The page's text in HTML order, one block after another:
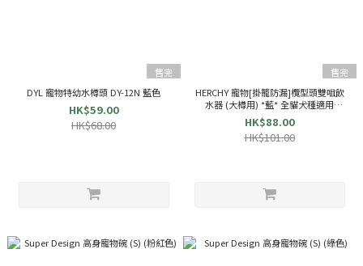
售完
DYL 寵物特幼水樽頭 DY-12N 藍色
HK$59.00
HK$68.00
售完
HERCHY 寵物[掛籠防漏]欖型頭雙咀飲
水器 (大樽用) *藍* 全貓犬種適用
(16mm) H535 53535
HK$88.00
HK$101.00